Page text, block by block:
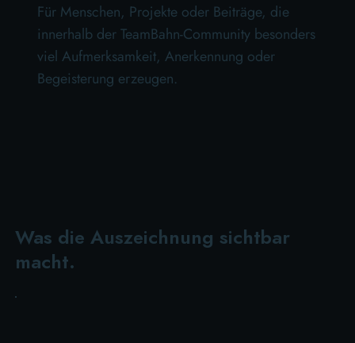
Für Menschen, Projekte oder Beiträge, die
innerhalb der TeamBahn-Community besonders
viel Aufmerksamkeit, Anerkennung oder
Begeisterung erzeugen.
Was die Auszeichnung sichtbar
macht.